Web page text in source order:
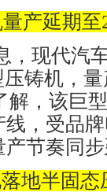
产延期至
，现代汽
压铸机，
解，该巨
，受品
节奏同
地半固态